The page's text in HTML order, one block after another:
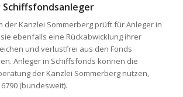
der Kanzlei Sommerberg prüft für Anleger in
ebenfalls eine Rückabwicklung ihrer
und verlustfrei aus den Fonds
Anleger in Schiffsfonds können die
der Kanzlei Sommerberg nutzen,
(bundesweit).